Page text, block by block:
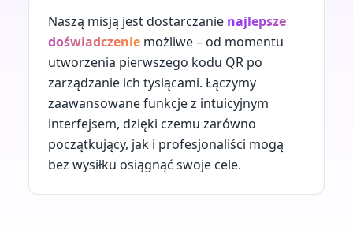
Naszą misją jest dostarczanie najlepsze
doświadczenie możliwe – od momentu
utworzenia pierwszego kodu QR po
zarządzanie ich tysiącami. Łączymy
zaawansowane funkcje z intuicyjnym
interfejsem, dzięki czemu zarówno
początkujący, jak i profesjonaliści mogą
bez wysiłku osiągnąć swoje cele.